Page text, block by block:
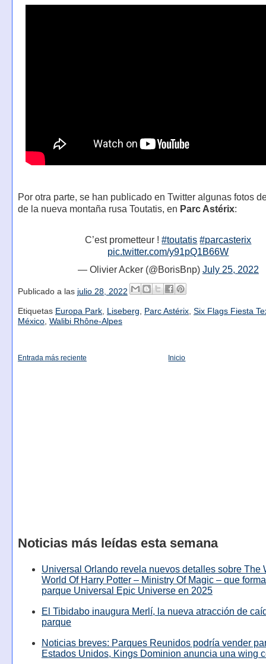
Por otra parte, se han publicado en Twitter algunas fotos
de la nueva montaña rusa Toutatis, en Parc Astérix:
C’est prometteur !#toutatis #parcasterix
pic.twitter.com/y91pQ1B66W
— Olivier Acker (@BorisBnp) July 25, 2022
Publicado a las julio 28, 2022
Etiquetas Europa Park, Liseberg, Parc Astérix, Six Flags Fiesta
México, Walibi Rhône-Alpes
Entrada más reciente Inicio
Noticias más leídas esta semana
Universal Orlando revela nuevos detalles sobre The
World Of Harry Potter – Ministry Of Magic – que
parque Universal Epic Universe en 2025
El Tibidabo inaugura Merlí, la nueva atracción de
parque
Noticias breves: Parques Reunidos podría vender
Estados Unidos, Kings Dominion anuncia una wing